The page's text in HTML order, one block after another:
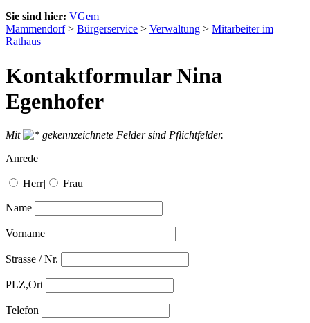
Sie sind hier: VGem
Mammendorf> Bürgerservice > Verwaltung > Mitarbeiter im
Rathaus
Kontaktformular Nina
Egenhofer
Mit
gekennzeichnete Felder sind Pflichtfelder.
Anrede
Herr| Frau
Name
Vorname
Strasse / Nr.
PLZ,Ort
Telefon